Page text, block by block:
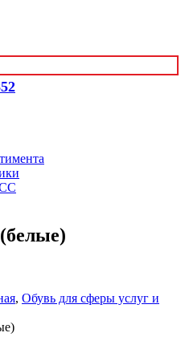
, Обувь для сферы услуг и